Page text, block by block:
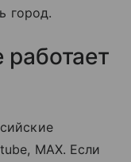
город.
работает
MAX. Если